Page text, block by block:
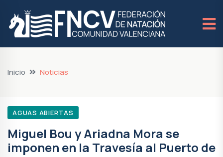
Inicio Noticias
AGUAS ABIERTAS
Miguel Bou y Ariadna Mora se
imponen en la Travesía al Puerto de